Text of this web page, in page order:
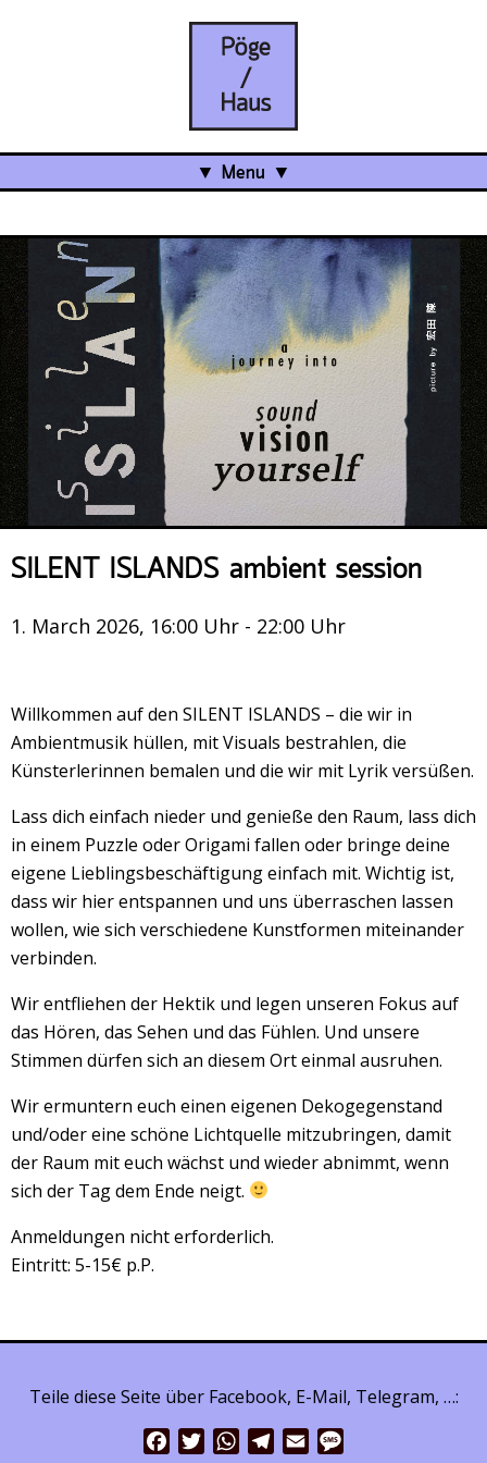
Menu
Projects
Über uns
Was ist das Pöge-Haus?
Team
Organisation
Mitarbeit
Veranstaltungsrückblick
Kontakt und Anfahrt
Datenschutz
Räume mieten
SILENT ISLANDS ambient session
1. March 2026, 16:00 Uhr - 22:00 Uhr
Willkommen auf den SILENT ISLANDS – die wir in
Ambientmusik hüllen, mit Visuals bestrahlen, die
Künsterlerinnen bemalen und die wir mit Lyrik versüßen.
Lass dich einfach nieder und genieße den Raum, lass dich
in einem Puzzle oder Origami fallen oder bringe deine
eigene Lieblingsbeschäftigung einfach mit. Wichtig ist,
dass wir hier entspannen und uns überraschen lassen
wollen, wie sich verschiedene Kunstformen miteinander
verbinden.
Wir entfliehen der Hektik und legen unseren Fokus auf
das Hören, das Sehen und das Fühlen. Und unsere
Stimmen dürfen sich an diesem Ort einmal ausruhen.
Wir ermuntern euch einen eigenen Dekogegenstand
und/oder eine schöne Lichtquelle mitzubringen, damit
der Raum mit euch wächst und wieder abnimmt, wenn
sich der Tag dem Ende neigt.
Anmeldungen nicht erforderlich.
Eintritt: 5-15€ p.P.
Teile diese Seite über Facebook, E-Mail, Telegram, …:
FacebookTwitterWhatsApp
Telegram
Email